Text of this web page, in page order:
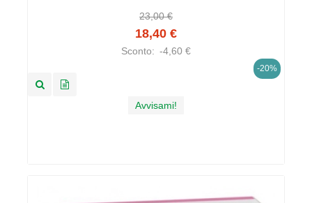
23,00 €
18,40 €
Sconto: -4,60 €
-20%
Avvisami!